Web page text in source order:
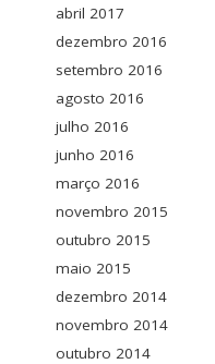
abril 2017
dezembro 2016
setembro 2016
agosto 2016
julho 2016
junho 2016
março 2016
novembro 2015
outubro 2015
maio 2015
dezembro 2014
novembro 2014
outubro 2014